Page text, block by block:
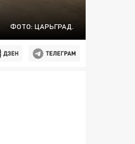
ФОТО: ЦАРЬГРАД.